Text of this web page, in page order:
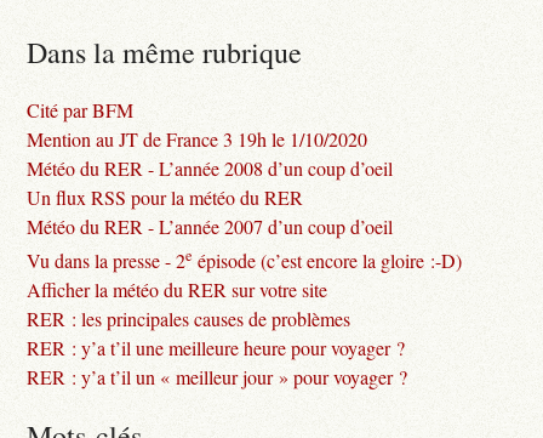
Dans la même rubrique
Cité par BFM
Mention au JT de France 3 19h le 1/10/2020
Météo du RER - L’année 2008 d’un coup d’oeil
Un flux RSS pour la météo du RER
Météo du RER - L’année 2007 d’un coup d’oeil
Vu dans la presse - 2e épisode (c’est encore la gloire :-D)
Afficher la météo du RER sur votre site
RER : les principales causes de problèmes
RER : y’a t’il une meilleure heure pour voyager ?
RER : y’a t’il un « meilleur jour » pour voyager ?